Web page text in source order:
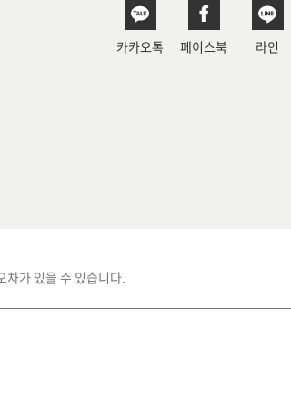
카카오톡 페이스북 라인
차가 있을 수 있습니다.